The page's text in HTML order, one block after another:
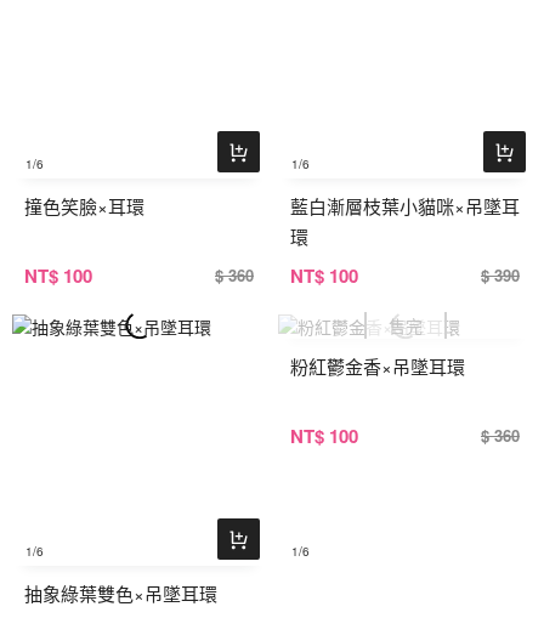
1/6
撞色笑臉×耳環
NT$ 100 $ 360
1/6
藍白漸層枝葉小貓咪×吊墜耳
環
NT$ 100 $ 390
1/6
抽象綠葉雙色×吊墜耳環
1/6
粉紅鬱金香×吊墜耳環
NT$ 100 $ 360